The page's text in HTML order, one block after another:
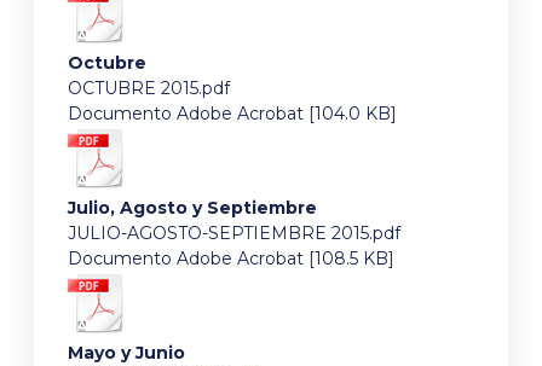
Octubre
OCTUBRE 2015.pdf
Documento Adobe Acrobat [104.0 KB]
Julio, Agosto y Septiembre
JULIO-AGOSTO-SEPTIEMBRE 2015.pdf
Documento Adobe Acrobat [108.5 KB]
Mayo y Junio